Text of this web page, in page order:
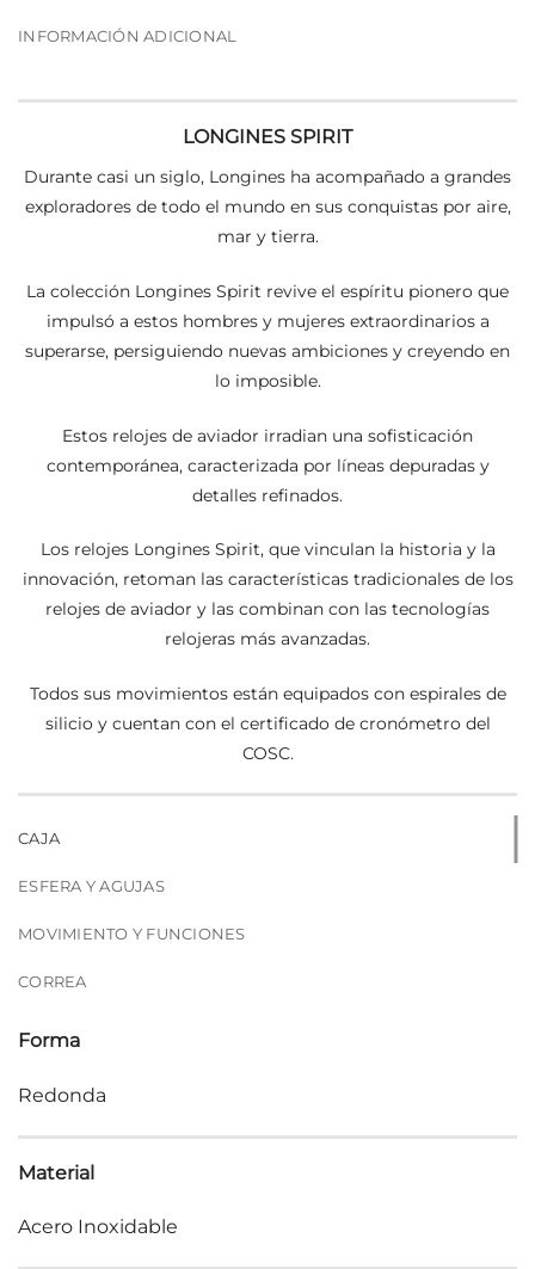
INFORMACIÓN ADICIONAL
LONGINES SPIRIT
Durante casi un siglo, Longines ha acompañado a grandes
exploradores de todo el mundo en sus conquistas por aire,
mar y tierra.
La colección Longines Spirit revive el espíritu pionero que
impulsó a estos hombres y mujeres extraordinarios a
superarse, persiguiendo nuevas ambiciones y creyendo en
lo imposible.
Estos relojes de aviador irradian una sofisticación
contemporánea, caracterizada por líneas depuradas y
detalles refinados.
Los relojes Longines Spirit, que vinculan la historia y la
innovación, retoman las características tradicionales de los
relojes de aviador y las combinan con las tecnologías
relojeras más avanzadas.
Todos sus movimientos están equipados con espirales de
silicio y cuentan con el certificado de cronómetro del
COSC.
CAJA
ESFERA Y AGUJAS
MOVIMIENTO Y FUNCIONES
CORREA
Forma
Redonda
Material
Acero Inoxidable